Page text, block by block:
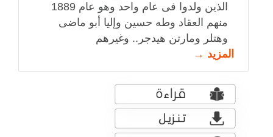
الذين ولدوا فى عام واحد وهو عام 1889
منهم العقاد وطه حسين وإليا أبو ماضى
وهتلر ومارتن هيدجر.. وغيرهم
المزيد →